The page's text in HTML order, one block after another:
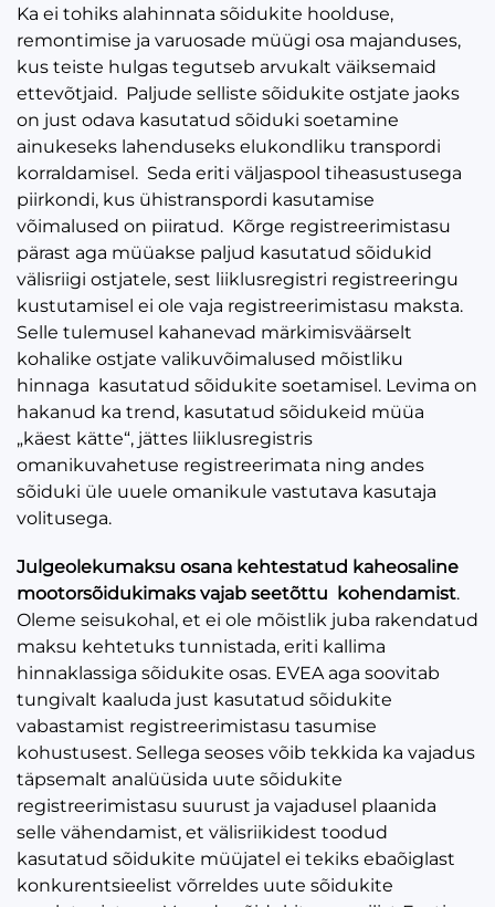
Ka ei tohiks alahinnata sõidukite hoolduse,
remontimise ja varuosade müügi osa majanduses,
kus teiste hulgas tegutseb arvukalt väiksemaid
ettevõtjaid. Paljude selliste sõidukite ostjate jaoks
on just odava kasutatud sõiduki soetamine
ainukeseks lahenduseks elukondliku transpordi
korraldamisel. Seda eriti väljaspool tiheasustusega
piirkondi, kus ühistranspordi kasutamise
võimalused on piiratud. Kõrge registreerimistasu
pärast aga müüakse paljud kasutatud sõidukid
välisriigi ostjatele, sest liiklusregistri registreeringu
kustutamisel ei ole vaja registreerimistasu maksta.
Selle tulemusel kahanevad märkimisväärselt
kohalike ostjate valikuvõimalused mõistliku
hinnaga kasutatud sõidukite soetamisel. Levima on
hakanud ka trend, kasutatud sõidukeid müüa
„käest kätte“, jättes liiklusregistris
omanikuvahetuse registreerimata ning andes
sõiduki üle uuele omanikule vastutava kasutaja
volitusega.
Julgeolekumaksu osana kehtestatud kaheosaline
mootorsõidukimaks vajab seetõttu kohendamist.
Oleme seisukohal, et ei ole mõistlik juba rakendatud
maksu kehtetuks tunnistada, eriti kallima
hinnaklassiga sõidukite osas. EVEA aga soovitab
tungivalt kaaluda just kasutatud sõidukite
vabastamist registreerimistasu tasumise
kohustusest. Sellega seoses võib tekkida ka vajadus
täpsemalt analüüsida uute sõidukite
registreerimistasu suurust ja vajadusel plaanida
selle vähendamist, et välisriikidest toodud
kasutatud sõidukite müüjatel ei tekiks ebaõiglast
konkurentsieelist võrreldes uute sõidukite